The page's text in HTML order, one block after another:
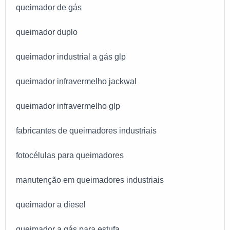
queimador de gás
queimador duplo
queimador industrial a gás glp
queimador infravermelho jackwal
queimador infravermelho glp
fabricantes de queimadores industriais
fotocélulas para queimadores
manutenção em queimadores industriais
queimador a diesel